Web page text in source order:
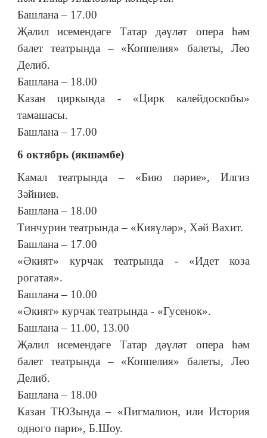
Башлана – 17.00
Җәлил исемендәге Татар дәүләт опера һәм
балет театрында – «Коппелия» балеты, Лео
Делиб.
Башлана – 18.00
Казан циркында - «Цирк калейдоскобы»
тамашасы.
Башлана – 17.00
6 октябрь (якшәмбе)
Камал театрында – «Бию пәрие», Илгиз
Зәйниев.
Башлана – 18.00
Тинчурин театрында – «Кияүләр», Хәй Вахит.
Башлана – 17.00
«Әкият» курчак театрында - «Идет коза
рогатая».
Башлана – 10.00
«Әкият» курчак театрында - «Гусенок».
Башлана – 11.00, 13.00
Җәлил исемендәге Татар дәүләт опера һәм
балет театрында – «Коппелия» балеты, Лео
Делиб.
Башлана – 18.00
Казан ТЮЗында – «Пигмалион, или История
одного пари», Б.Шоу.